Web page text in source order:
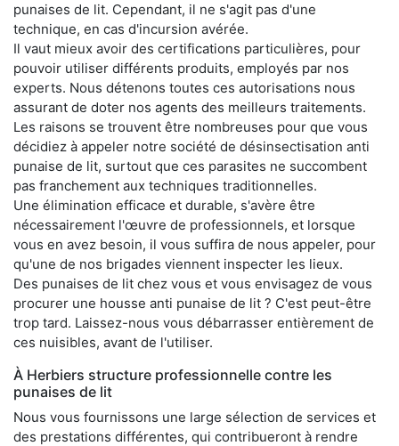
punaises de lit. Cependant, il ne s'agit pas d'une
technique, en cas d'incursion avérée.
Il vaut mieux avoir des certifications particulières, pour
pouvoir utiliser différents produits, employés par nos
experts. Nous détenons toutes ces autorisations nous
assurant de doter nos agents des meilleurs traitements.
Les raisons se trouvent être nombreuses pour que vous
décidiez à appeler notre société de désinsectisation anti
punaise de lit, surtout que ces parasites ne succombent
pas franchement aux techniques traditionnelles.
Une élimination efficace et durable, s'avère être
nécessairement l'œuvre de professionnels, et lorsque
vous en avez besoin, il vous suffira de nous appeler, pour
qu'une de nos brigades viennent inspecter les lieux.
Des punaises de lit chez vous et vous envisagez de vous
procurer une housse anti punaise de lit ? C'est peut-être
trop tard. Laissez-nous vous débarrasser entièrement de
ces nuisibles, avant de l'utiliser.
À Herbiers structure professionnelle contre les
punaises de lit
Nous vous fournissons une large sélection de services et
des prestations différentes, qui contribueront à rendre